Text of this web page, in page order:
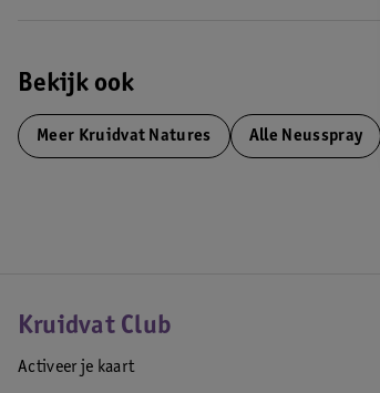
Bekijk ook
Meer Kruidvat Natures Alle Neusspray
Kruidvat Club
Activeer je kaart